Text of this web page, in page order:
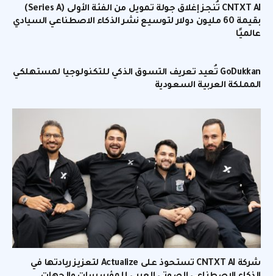
CNTXT AI تُنجز إغلاق جولة تمويل من الفئة الأولى (Series A)
بقيمة 60 مليون دولار لتوسيع نشر الذكاء الاصطناعي السيادي
عالميًا
GoDukkan تُعيد تعريف التسوق الذكي للتكنولوجيا لمستهلكي
المملكة العربية السعودية
شركة CNTXT AI تستحوذ على Actualize لتعزيز ريادتها في